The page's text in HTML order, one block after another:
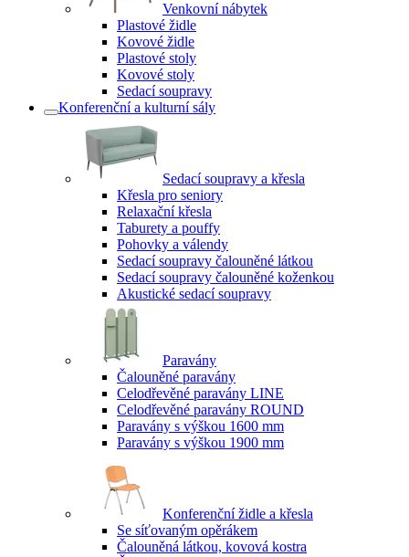
Venkovní nábytek
Plastové židle
Kovové židle
Plastové stoly
Kovové stoly
Sedací soupravy
Konferenční a kulturní sály
Sedací soupravy a křesla
Křesla pro seniory
Relaxační křesla
Taburety a pouffy
Pohovky a válendy
Sedací soupravy čalouněné látkou
Sedací soupravy čalouněné koženkou
Akustické sedací soupravy
Paravány
Čalouněné paravány
Celodřevěné paravány LINE
Celodřevěné paravány ROUND
Paravány s výškou 1600 mm
Paravány s výškou 1900 mm
Konferenční židle a křesla
Se síťovaným opěrákem
Čalouněná látkou, kovová kostra